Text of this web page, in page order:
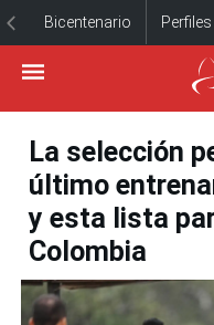
Bicentenario Perfiles
La selección
último
y esta lista
Colombia